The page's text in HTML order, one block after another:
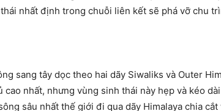
nhất định trong chuỗi liên kết sẽ phá vỡ chu
sang tây dọc theo hai dãy Siwaliks và Outer
cao nhất, nhưng vùng sinh thái này hẹp và kéo
sâu nhất thế giới đi qua dãy Himalaya chia cắt